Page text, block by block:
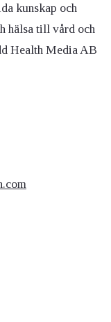
kunskap och
hälsa till vård och
Health Media AB